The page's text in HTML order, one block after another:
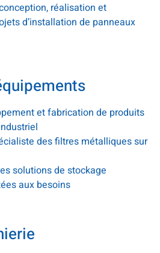
réalisation et
d’installation de panneaux
et fabrication de produits
des filtres métalliques sur
solutions de stockage
aux besoins